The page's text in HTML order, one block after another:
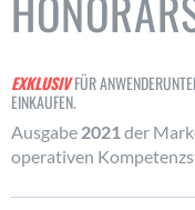
EXKLUSIVFÜR
EINKAUFEN.
Ausgabe 2021der
operativen